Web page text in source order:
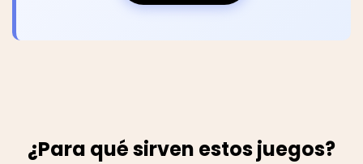
¿Para qué sirven estos juegos?